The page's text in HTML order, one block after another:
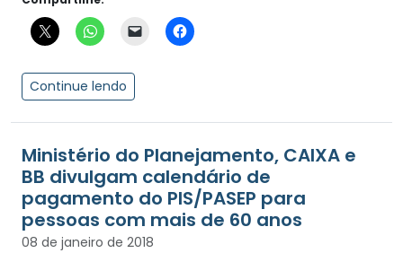
Continue lendo
Ministério do Planejamento, CAIXA e
BB divulgam calendário de
pagamento do PIS/PASEP para
pessoas com mais de 60 anos
08 de janeiro de 2018